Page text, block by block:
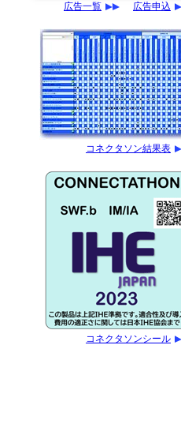
広告一覧 広告申込
コネクタソン結果表
コネクタソンシール